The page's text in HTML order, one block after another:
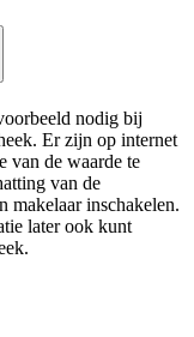
nodig bij
Er zijn op internet
van de waarde te
van de
makelaar inschakelen.
later ook kunt